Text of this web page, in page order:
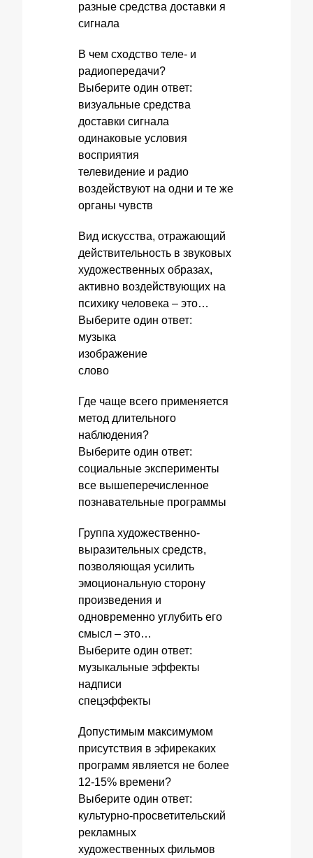
разные средства доставки я
сигнала
В чем сходство теле- и
радиопередачи?
Выберите один ответ:
визуальные средства
доставки сигнала
одинаковые условия
восприятия
телевидение и радио
воздействуют на одни и те же
органы чувств
Вид искусства, отражающий
действительность в звуковых
художественных образах,
активно воздействующих на
психику человека – это…
Выберите один ответ:
музыка
изображение
слово
Где чаще всего применяется
метод длительного
наблюдения?
Выберите один ответ:
социальные эксперименты
все вышеперечисленное
познавательные программы
Группа художественно-
выразительных средств,
позволяющая усилить
эмоциональную сторону
произведения и
одновременно углубить его
смысл – это…
Выберите один ответ:
музыкальные эффекты
надписи
спецэффекты
Допустимым максимумом
присутствия в эфирекаких
программ является не более
12-15% времени?
Выберите один ответ:
культурно-просветительский
рекламных
художественных фильмов